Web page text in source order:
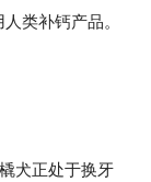
类补钙产品。
犬正处于换牙